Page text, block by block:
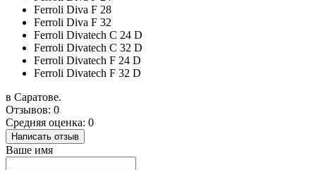
Ferroli Diva F 28
Ferroli Diva F 32
Ferroli Divatech C 24 D
Ferroli Divatech C 32 D
Ferroli Divatech F 24 D
Ferroli Divatech F 32 D
в Саратове.
Отзывов: 0
Средняя оценка: 0
Написать отзыв
Ваше имя